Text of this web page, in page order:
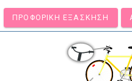
ΠΡΟΦΟΡΙΚΉ ΕΞΆΣΚΗΣΗ